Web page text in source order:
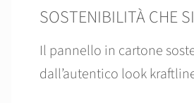
SOSTENIBILITÀ CHE
Il pannello in cartone
dall’autentico look